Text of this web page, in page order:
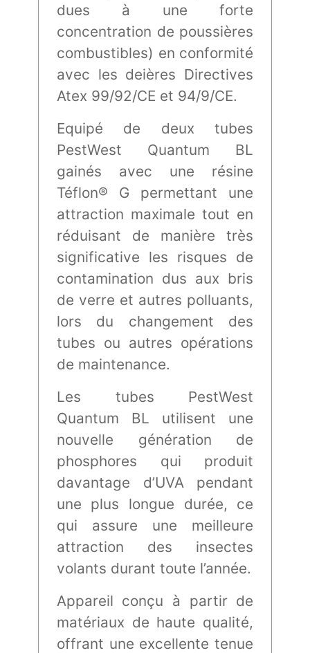
dues à une forte
concentration de poussières
combustibles) en conformité
avec les deières Directives
Atex 99/92/CE et 94/9/CE.
Equipé de deux tubes
PestWest Quantum BL
gainés avec une résine
Téflon® G permettant une
attraction maximale tout en
réduisant de manière très
significative les risques de
contamination dus aux bris
de verre et autres polluants,
lors du changement des
tubes ou autres opérations
de maintenance.
Les tubes PestWest
Quantum BL utilisent une
nouvelle génération de
phosphores qui produit
davantage d’UVA pendant
une plus longue durée, ce
qui assure une meilleure
attraction des insectes
volants durant toute l’année.
Appareil conçu à partir de
matériaux de haute qualité,
offrant une excellente tenue